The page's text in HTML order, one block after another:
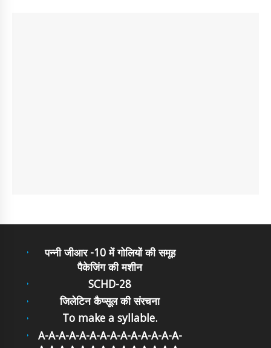
पन्नी जीआर -10 में गोलियों की समूह
पैकेजिंग की मशीन
SCHD-28
जिलेटिन कैप्सूल की संरचना
To make a syllable.
A-A-A-A-A-A-A-A-A-A-A-A-A-A-